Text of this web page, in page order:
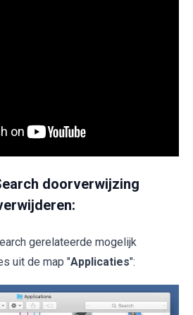
doorverwijzing
gerelateerde mogelijk
uit de map "Applicaties":